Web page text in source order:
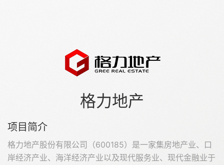
格力地产
项目简介
格力地产股份有限公司（600185）是一家集房地产业、口
岸经济产业、海洋经济产业以及现代服务业、现代金融业于